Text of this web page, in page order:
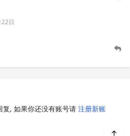
日
复, 如果你还没有账号请 注册新账